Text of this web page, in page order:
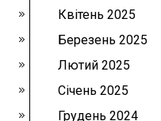
Квітень 2025
Березень 2025
Лютий 2025
Січень 2025
Грудень 2024